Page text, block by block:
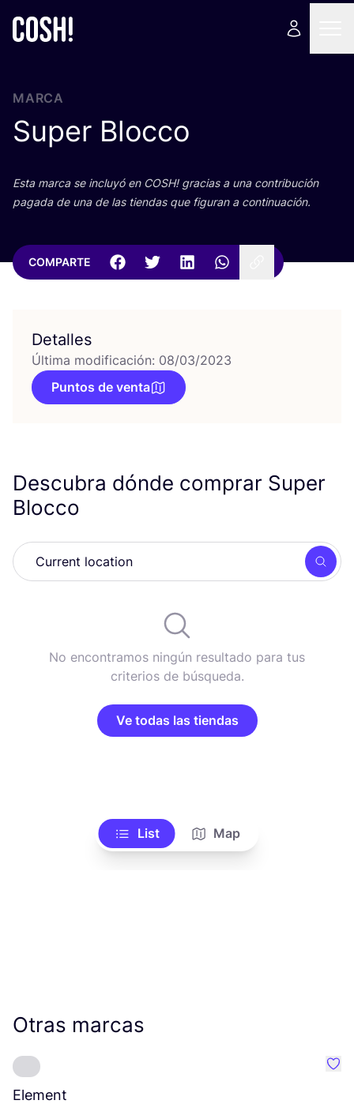
MARCA
Super Blocco
Esta mar­ca se inclu­yó en COSH! gra­cias a una con­tri­bu­ción
paga­da de una de las tien­das que figu­ran a continuación.
COMPARTE
Detalles
Última modificación: 08/03/2023
Puntos de venta
Descubra dónde comprar Super
Blocco
No encontramos ningún resultado para tus
criterios de búsqueda.
Ve todas las tiendas
List Map
Otras marcas
Element